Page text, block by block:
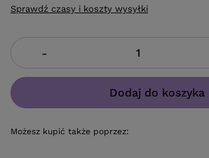
-
Dodaj do koszyka
Możesz kupić także poprzez:
Sprawdź czasy i koszty wysyłki